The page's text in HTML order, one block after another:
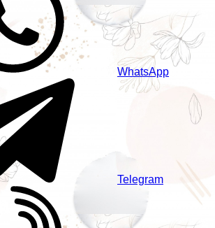
WhatsApp
Telegram